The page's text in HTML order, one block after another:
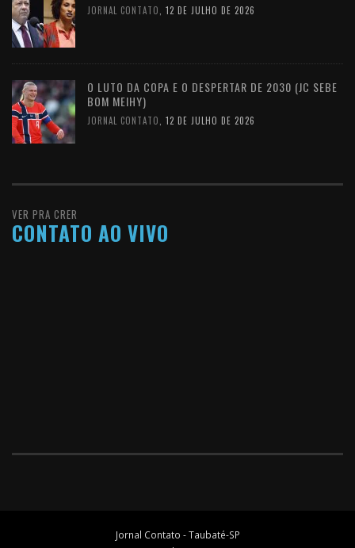
JORNAL CONTATO 12 DE JULHO DE 2026
O LUTO DA COPA E O DESPERTAR DE 2030 (JC SEBE
BOM MEIHY)
JORNAL CONTATO 12 DE JULHO DE 2026
VER PRA CRER
CONTATO AO VIVO
Jornal Contato - Taubaté-SP